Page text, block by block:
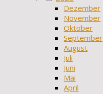
Dezember
November
Oktober
September
August
Juli
Juni
Mai
April